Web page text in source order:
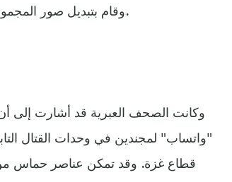
(fuck Israel) وقام بتبديل صور المجموعة بأخرى تحمل الرموز الفلسطينية.
وكانت الصحف العبرية قد أشارت
"واتساب" لمجندين في وحدات القتال
قطاع غزة. وقد تمكن عناصر حماس من